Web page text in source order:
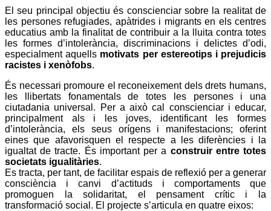
El seu principal objectiu és conscienciar sobre la realitat de
les persones refugiades, apàtrides i migrants en els centres
educatius amb la finalitat de contribuir a la lluita contra totes
les formes d’intolerància, discriminacions i delictes d’odi,
especialment aquells motivats per estereotips i prejudicis
racistes i xenòfobs.
És necessari promoure el reconeixement dels drets humans,
les llibertats fonamentals de totes les persones i una
ciutadania universal. Per a això cal conscienciar i educar,
principalment als i les joves, identificant les formes
d’intolerància, els seus orígens i manifestacions; oferint
eines que afavorisquen el respecte a les diferències i la
igualtat de tracte. És important per a construir entre totes
societats igualitàries.
Es tracta, per tant, de facilitar espais de reflexió per a generar
consciència i canvi d’actituds i comportaments que
promoguen la solidaritat, el pensament crític i la
transformació social. El projecte s’articula en quatre eixos: